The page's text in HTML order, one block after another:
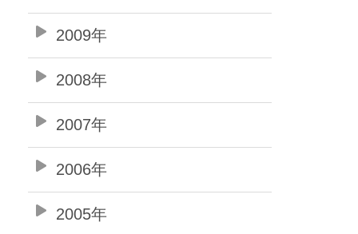
2009年
2008年
2007年
2006年
2005年